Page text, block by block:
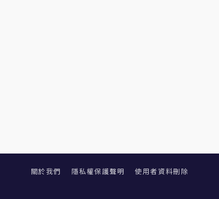
關於我們 隱私權保護聲明 使用者資料刪除